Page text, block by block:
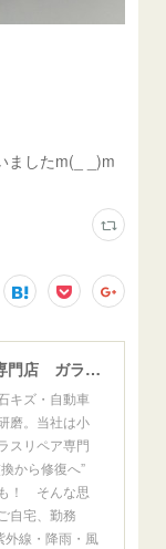
ましたm(_ _)m
ウインドガラスリペア専門店 ガラスリペア・ヨシダ グラスウェルドジャパン 正規施工店 小松市
キズ・自動車
磨。当社は小
スリペア専門
から修復へ”
！ そんな思
自宅、勤務
線・降雨・風